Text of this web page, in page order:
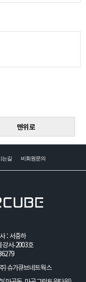
맨위로
는길 비회원문의
: 서중하
강서-2003호
)슈가큐브네트웍스